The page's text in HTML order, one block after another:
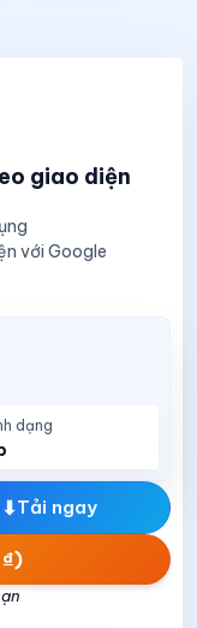
giao diện
với Google
dạng
⬇Tải ngay